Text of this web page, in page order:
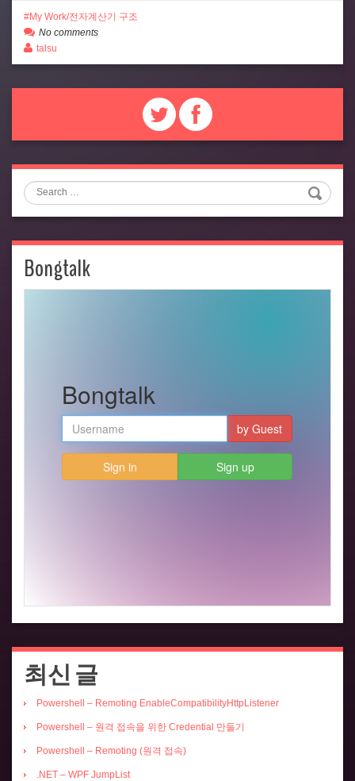
My Work/전자계산기 구조
No comments
talsu
Search
Bongtalk
최신 글
Powershell – Remoting EnableCompatibilityHttpListener
Powershell – 원격 접속을 위한 Credential 만들기
Powershell – Remoting (원격 접속)
.NET – WPF JumpList